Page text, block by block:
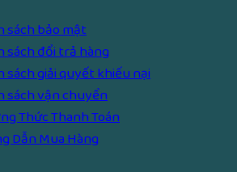
sách bảo mật
sách đổi trả hàng
sách giải quyết khiếu nại
sách vận chuyển
Thức Thanh Toán
Dẫn Mua Hàng